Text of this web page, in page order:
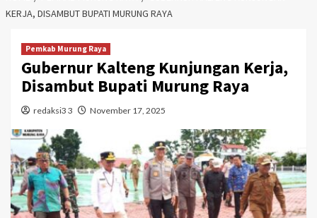
KERJA, DISAMBUT BUPATI MURUNG RAYA
Pemkab Murung Raya
Gubernur Kalteng Kunjungan Kerja,
Disambut Bupati Murung Raya
redaksi3 3 November 17, 2025